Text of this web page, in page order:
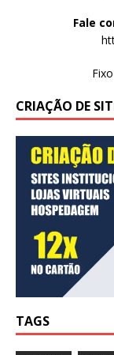
Fale
CRIAÇÃO DE
TAGS